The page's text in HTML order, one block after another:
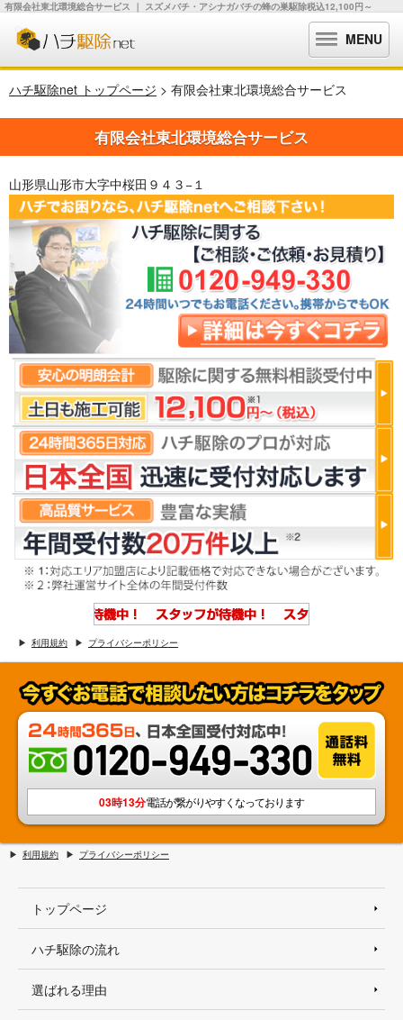
有限会社東北環境総合サービス ｜ スズメバチ・アシナガバチの蜂の巣駆除税込12,100円～
MENU
ハチ駆除net トップページ > 有限会社東北環境総合サービス
有限会社東北環境総合サービス
山形県山形市大字中桜田９４３−１
利用規約 プライバシーポリシー
03時13分電話が繋がりやすくなっております
利用規約 プライバシーポリシー
トップページ
ハチ駆除の流れ
選ばれる理由